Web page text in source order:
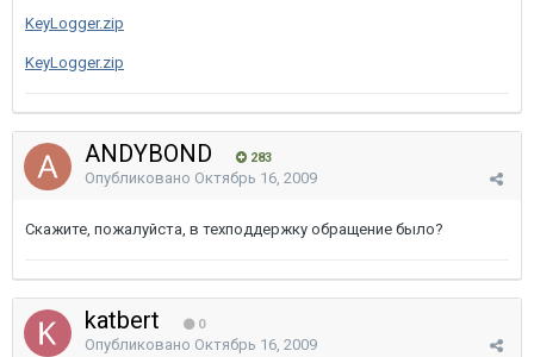
KeyLogger.zip
KeyLogger.zip
ANDYBOND 283
Опубликовано Октябрь 16, 2009
Скажите, пожалуйста, в техподдержку обращение было?
katbert 0
Опубликовано Октябрь 16, 2009